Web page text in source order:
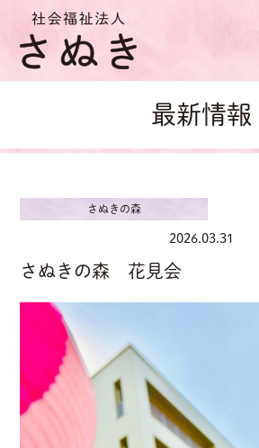
最新情報
さぬきの森
2026.03.31
さぬきの森 花見会